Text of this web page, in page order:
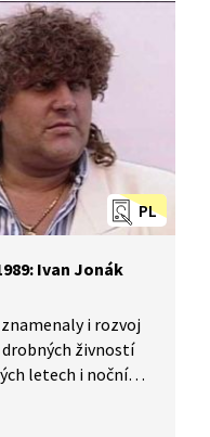
PL
Ivan Jonák
i rozvoj
živností
letech i noční